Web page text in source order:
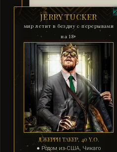
JERRY TUCKER
мир летит в бездну с перерывами
на 18+
ДЖЕРРИ ТАКЕР, 40 Y.O.
● Родом из США, Чикаго